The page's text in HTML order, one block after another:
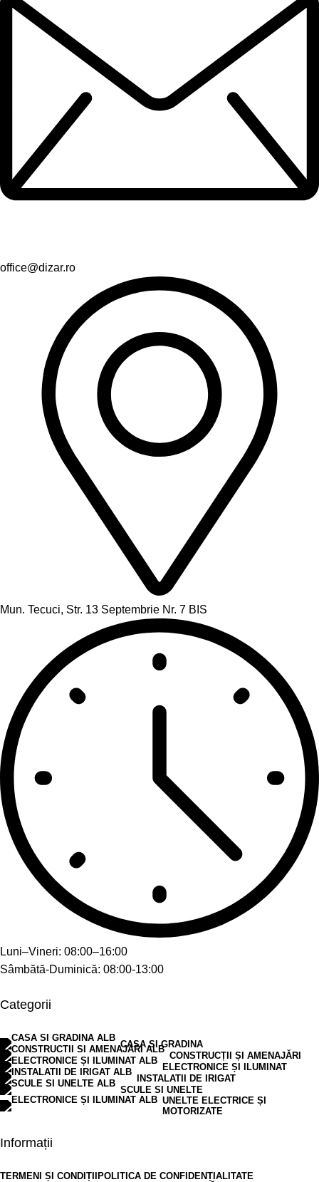
office@dizar.ro
Mun. Tecuci, Str. 13 Septembrie Nr. 7 BIS
Luni–Vineri: 08:00–16:00
Sâmbătă-Duminică: 08:00-13:00
Categorii
CASA SI GRADINA
CONSTRUCȚII ȘI AMENAJĂRI
ELECTRONICE ȘI ILUMINAT
INSTALATII DE IRIGAT
SCULE SI UNELTE
UNELTE ELECTRICE ȘI
MOTORIZATE
Informații
TERMENI ȘI CONDIȚII
POLITICA DE CONFIDENȚIALITATE